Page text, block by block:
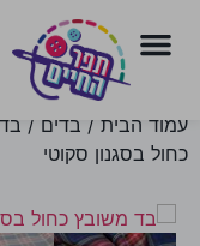
עמוד הבית / בדים /
כחול בסגנון סקוטי